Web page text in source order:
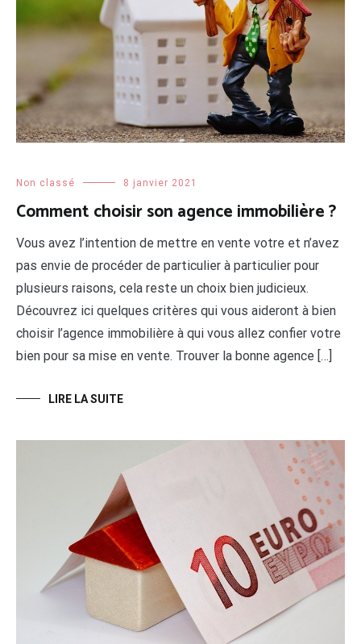
Non classé 8 janvier 2021
Comment choisir son agence immobilière ?
Vous avez l’intention de mettre en vente votre et n’avez
pas envie de procéder de particulier à particulier pour
plusieurs raisons, cela reste un choix bien judicieux.
Découvrez ici quelques critères qui vous aideront à bien
choisir l’agence immobilière à qui vous allez confier votre
bien pour sa mise en vente. Trouver la bonne agence […]
LIRE LA SUITE